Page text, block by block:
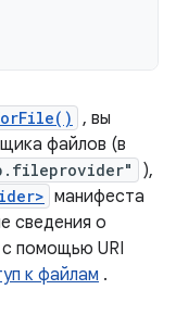
, вы
файлов (в
),
манифеста
сведения о
помощью URI
к файлам .